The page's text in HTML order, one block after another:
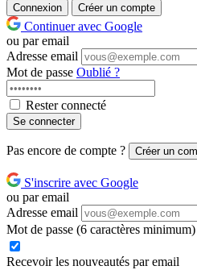
Connexion Créer un compte
Continuer avec Google
ou par email
Adresse email
Mot de passe Oublié ?
Rester connecté
Se connecter
Pas encore de compte ? Créer un
S'inscrire avec Google
ou par email
Adresse email
Mot de passe (6 caractères minimum)
Recevoir les nouveautés par email